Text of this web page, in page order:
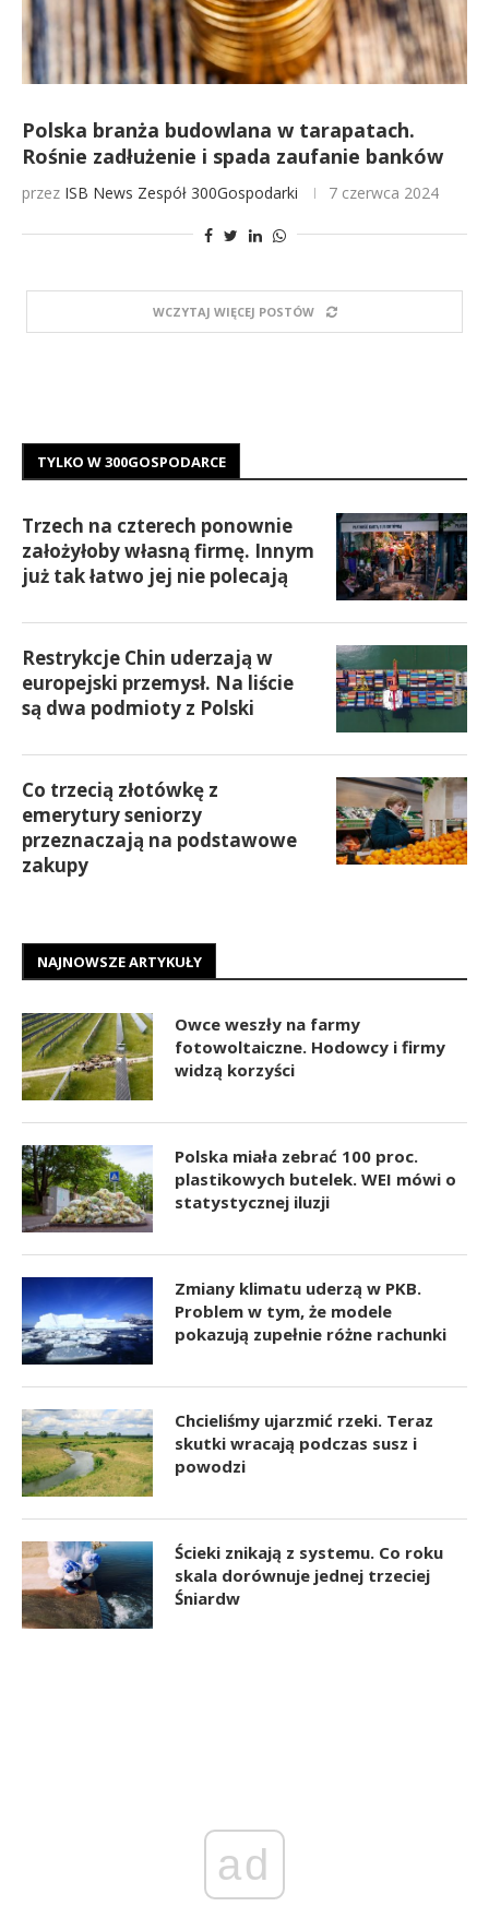
Polska branża budowlana w tarapatach.
Rośnie zadłużenie i spada zaufanie banków
przez ISB News Zespół 300Gospodarki 7 czerwca 2024
WCZYTAJ WIĘCEJ POSTÓW
TYLKO W 300GOSPODARCE
Trzech na czterech ponownie
założyłoby własną firmę. Innym
już tak łatwo jej nie polecają
Restrykcje Chin uderzają w
europejski przemysł. Na liście
są dwa podmioty z Polski
Co trzecią złotówkę z
emerytury seniorzy
przeznaczają na podstawowe
zakupy
NAJNOWSZE ARTYKUŁY
Owce weszły na farmy
fotowoltaiczne. Hodowcy i firmy
widzą korzyści
Polska miała zebrać 100 proc.
plastikowych butelek. WEI mówi o
statystycznej iluzji
Zmiany klimatu uderzą w PKB.
Problem w tym, że modele
pokazują zupełnie różne rachunki
Chcieliśmy ujarzmić rzeki. Teraz
skutki wracają podczas susz i
powodzi
Ścieki znikają z systemu. Co roku
skala dorównuje jednej trzeciej
Śniardw
ad